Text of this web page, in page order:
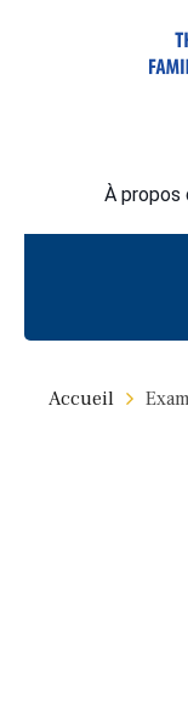
À propos
Accueil